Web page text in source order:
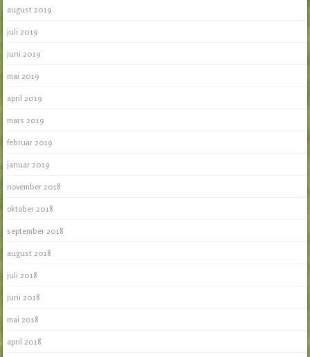
august 2019
juli 2019
juni 2019
mai 2019
april 2019
mars 2019
februar 2019
januar 2019
november 2018
oktober 2018
september 2018
august 2018
juli 2018
juni 2018
mai 2018
april 2018